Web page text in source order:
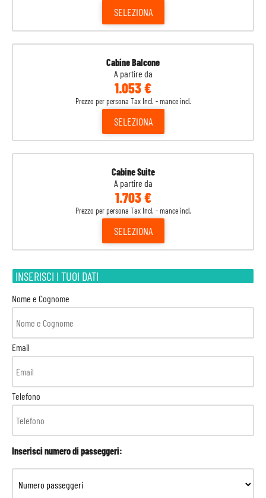
SELEZIONA
Cabine Balcone
A partire da
1.053 €
Prezzo per persona Tax Incl. - mance incl.
SELEZIONA
Cabine Suite
A partire da
1.703 €
Prezzo per persona Tax Incl. - mance incl.
SELEZIONA
INSERISCI I TUOI DATI
Nome e Cognome
Email
Telefono
Inserisci numero di passeggeri: